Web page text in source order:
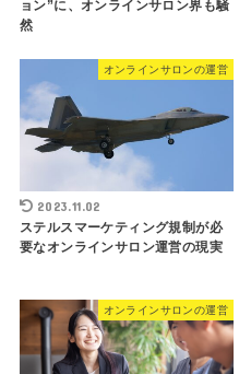
ョン”に、オンラインサロン界も騒
然
オンラインサロンの運営
2023.11.02
ステルスマーケティング規制が必
要なオンラインサロン運営の現実
オンラインサロンの運営